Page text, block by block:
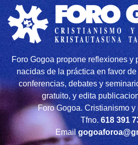
Foro Gogoa propone reflexiones y
nacidas de la práctica en favor
conferencias, debates y
gratuito, y edita
Foro Gogoa. Cristianismo y
Tfno. 618 391
Email